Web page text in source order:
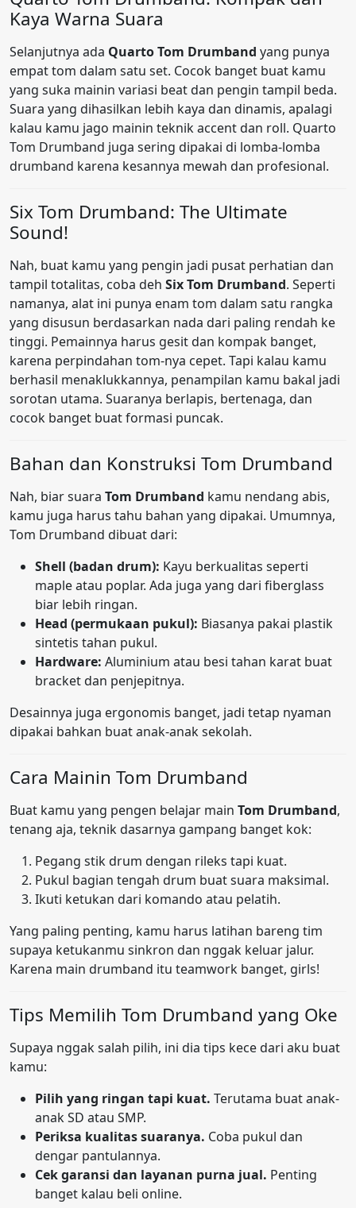
Kaya Warna Suara
Selanjutnya ada Quarto Tom Drumband yang punya
empat tom dalam satu set. Cocok banget buat kamu
yang suka mainin variasi beat dan pengin tampil beda.
Suara yang dihasilkan lebih kaya dan dinamis, apalagi
kalau kamu jago mainin teknik accent dan roll. Quarto
Tom Drumband juga sering dipakai di lomba-lomba
drumband karena kesannya mewah dan profesional.
Six Tom Drumband: The Ultimate
Sound!
Nah, buat kamu yang pengin jadi pusat perhatian dan
tampil totalitas, coba deh Six Tom Drumband. Seperti
namanya, alat ini punya enam tom dalam satu rangka
yang disusun berdasarkan nada dari paling rendah ke
tinggi. Pemainnya harus gesit dan kompak banget,
karena perpindahan tom-nya cepet. Tapi kalau kamu
berhasil menaklukkannya, penampilan kamu bakal jadi
sorotan utama. Suaranya berlapis, bertenaga, dan
cocok banget buat formasi puncak.
Bahan dan Konstruksi Tom Drumband
Nah, biar suara Tom Drumband kamu nendang abis,
kamu juga harus tahu bahan yang dipakai. Umumnya,
Tom Drumband dibuat dari:
Shell (badan drum): Kayu berkualitas seperti
maple atau poplar. Ada juga yang dari fiberglass
biar lebih ringan.
Head (permukaan pukul): Biasanya pakai plastik
sintetis tahan pukul.
Hardware: Aluminium atau besi tahan karat buat
bracket dan penjepitnya.
Desainnya juga ergonomis banget, jadi tetap nyaman
dipakai bahkan buat anak-anak sekolah.
Cara Mainin Tom Drumband
Buat kamu yang pengen belajar main Tom Drumband,
tenang aja, teknik dasarnya gampang banget kok:
Pegang stik drum dengan rileks tapi kuat.
Pukul bagian tengah drum buat suara maksimal.
Ikuti ketukan dari komando atau pelatih.
Yang paling penting, kamu harus latihan bareng tim
supaya ketukanmu sinkron dan nggak keluar jalur.
Karena main drumband itu teamwork banget, girls!
Tips Memilih Tom Drumband yang Oke
Supaya nggak salah pilih, ini dia tips kece dari aku buat
kamu:
Pilih yang ringan tapi kuat. Terutama buat anak-
anak SD atau SMP.
Periksa kualitas suaranya. Coba pukul dan
dengar pantulannya.
Cek garansi dan layanan purna jual. Penting
banget kalau beli online.